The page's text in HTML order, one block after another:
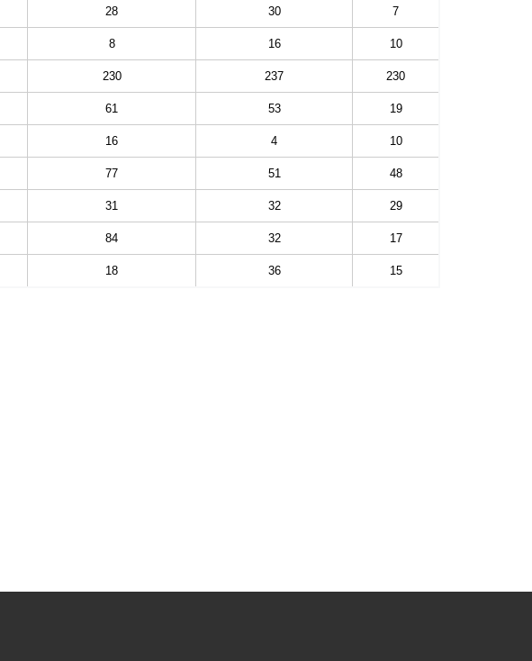
28 30 7
8 16 10
230 237 230
61 53 19
16 4 10
77 51 48
31 32 29
84 32 17
18 36 15